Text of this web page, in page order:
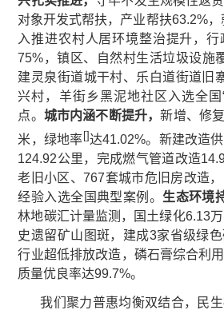
对象开发式帮扶，产业帮扶63.2%
入推进农村人居环境整治提升，
75%，镇区、自然村生活垃圾设施
建灵泉街道城干村、乐白道街道旧
兴村，羊街乡黑泥地社区入选全国
点。 城市内涵不断提升，新增、修
米，绿地率[]达41.02%。新建改造
124.92公里，完成燃气管道改造
老旧小区、767套城市危旧房改造
经验入选全国典型案例。 生态环境
林地碳汇计量监测，国土绿化6.13
史遗留矿山图斑，建成3家省级绿
行业超低排放改造，磷石膏综合利
质量优良率达99.7%。
我们聚力普惠均衡双结合，民生